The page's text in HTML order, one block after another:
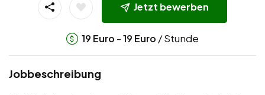
Jetzt bewerben
19 Euro -19 Euro / Stunde
Jobbeschreibung